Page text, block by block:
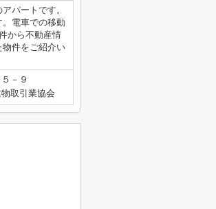
パートです。
電車での移動
から不動産情
件をご紹介い
－９
取引業協会